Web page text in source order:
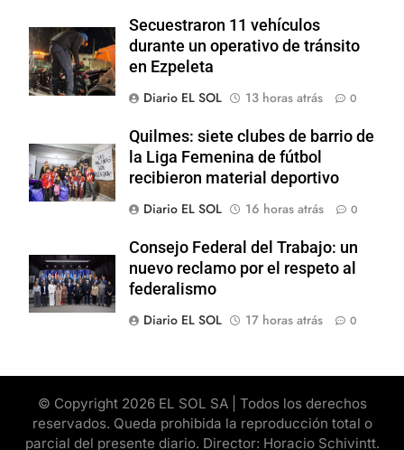
Secuestraron 11 vehículos
durante un operativo de tránsito
en Ezpeleta
Diario EL SOL
13 horas atrás 0
Quilmes: siete clubes de barrio de
la Liga Femenina de fútbol
recibieron material deportivo
Diario EL SOL
16 horas atrás 0
Consejo Federal del Trabajo: un
nuevo reclamo por el respeto al
federalismo
Diario EL SOL
17 horas atrás 0
© Copyright 2026 EL SOL SA | Todos los derechos
reservados. Queda prohibida la reproducción total o
parcial del presente diario. Director: Horacio Schivintt.